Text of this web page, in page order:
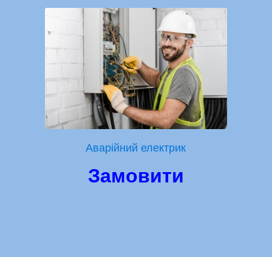
Аварійний електрик
Замовити